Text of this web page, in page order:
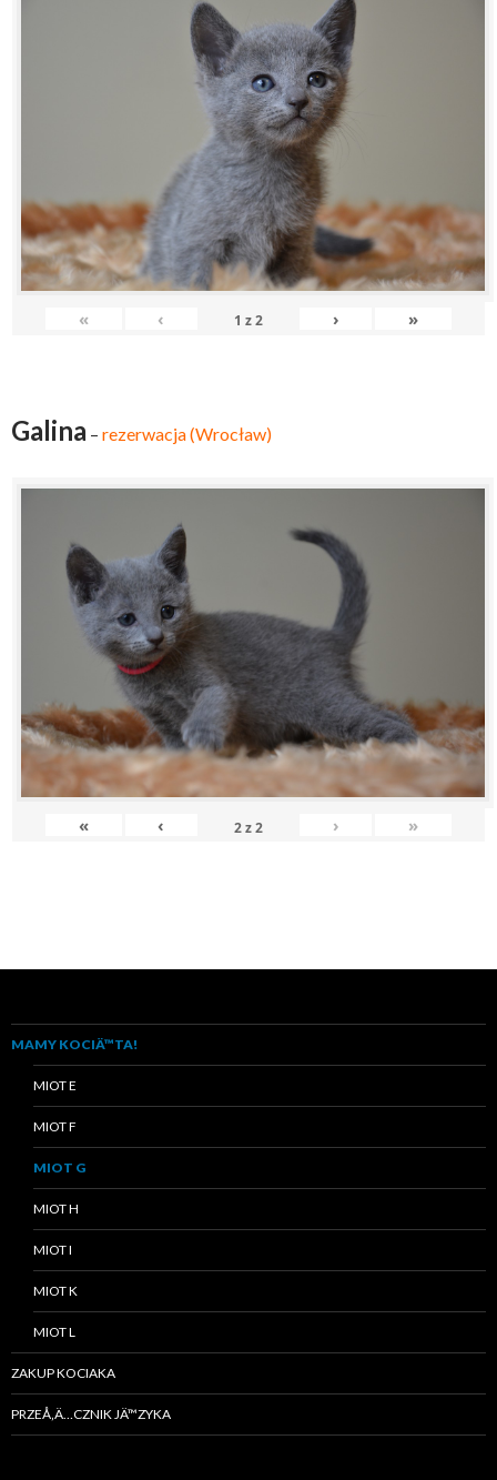
« ‹ 1 z2 › »
Galina – rezerwacja (Wrocław)
« ‹ 2z2 › »
MAMY KOCIÄ™TA!
MIOT E
MIOT F
MIOT G
MIOT H
MIOT I
MIOT K
MIOT L
ZAKUP KOCIAKA
PRZEÅ‚Ä…CZNIK JÄ™ZYKA